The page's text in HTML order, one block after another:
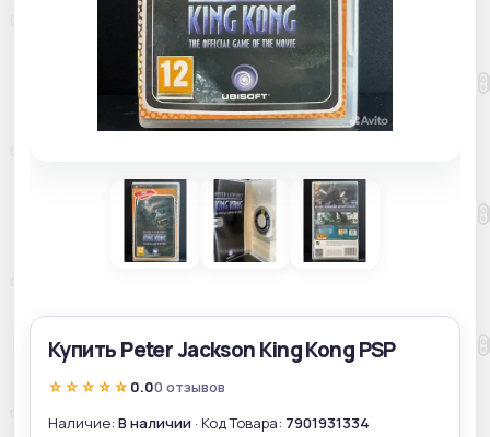
Купить Peter Jackson King Kong PSP
☆☆☆☆☆ 0.00 отзывов
Наличие: В наличии · Код Товара: 7901931334